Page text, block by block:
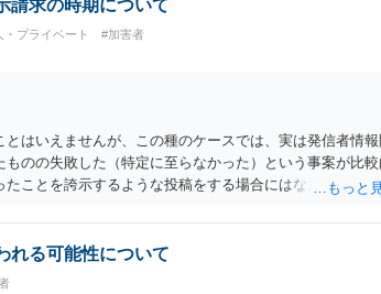
請求の時期について
・プライベート #加害者
はいえませんが、この種のケースでは、実は発信者情報
のの失敗した（特定に至らなかった）という事案が比較
ことを誇示するような投稿をする場合にはなおさら）。
れる可能性について